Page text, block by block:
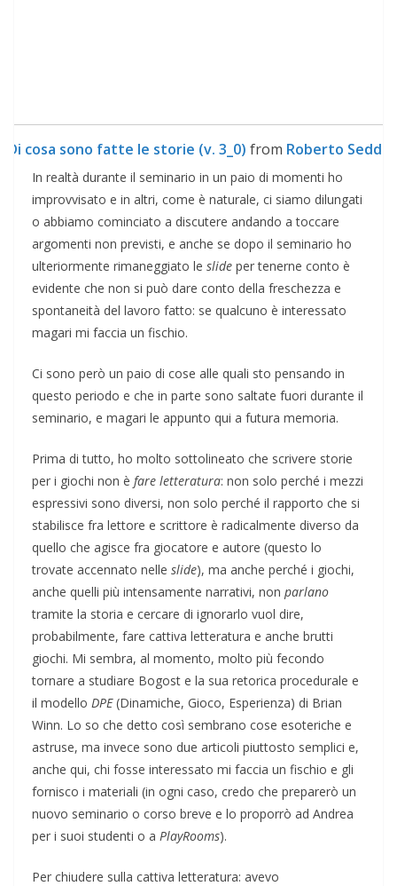
Di cosa sono fatte le storie (v. 3_0) from Roberto Sedda
In realtà durante il seminario in un paio di momenti ho
improvvisato e in altri, come è naturale, ci siamo dilungati
o abbiamo cominciato a discutere andando a toccare
argomenti non previsti, e anche se dopo il seminario ho
ulteriormente rimaneggiato le slide per tenerne conto è
evidente che non si può dare conto della freschezza e
spontaneità del lavoro fatto: se qualcuno è interessato
magari mi faccia un fischio.
Ci sono però un paio di cose alle quali sto pensando in
questo periodo e che in parte sono saltate fuori durante il
seminario, e magari le appunto qui a futura memoria.
Prima di tutto, ho molto sottolineato che scrivere storie
per i giochi non è fare letteratura: non solo perché i mezzi
espressivi sono diversi, non solo perché il rapporto che si
stabilisce fra lettore e scrittore è radicalmente diverso da
quello che agisce fra giocatore e autore (questo lo
trovate accennato nelle slide), ma anche perché i giochi,
anche quelli più intensamente narrativi, non parlano
tramite la storia e cercare di ignorarlo vuol dire,
probabilmente, fare cattiva letteratura e anche brutti
giochi. Mi sembra, al momento, molto più fecondo
tornare a studiare Bogost e la sua retorica procedurale e
il modello DPE(Dinamiche, Gioco, Esperienza) di Brian
Winn. Lo so che detto così sembrano cose esoteriche e
astruse, ma invece sono due articoli piuttosto semplici e,
anche qui, chi fosse interessato mi faccia un fischio e gli
fornisco i materiali (in ogni caso, credo che preparerò un
nuovo seminario o corso breve e lo proporrò ad Andrea
per i suoi studenti o a PlayRooms).
Per chiudere sulla cattiva letteratura: avevo